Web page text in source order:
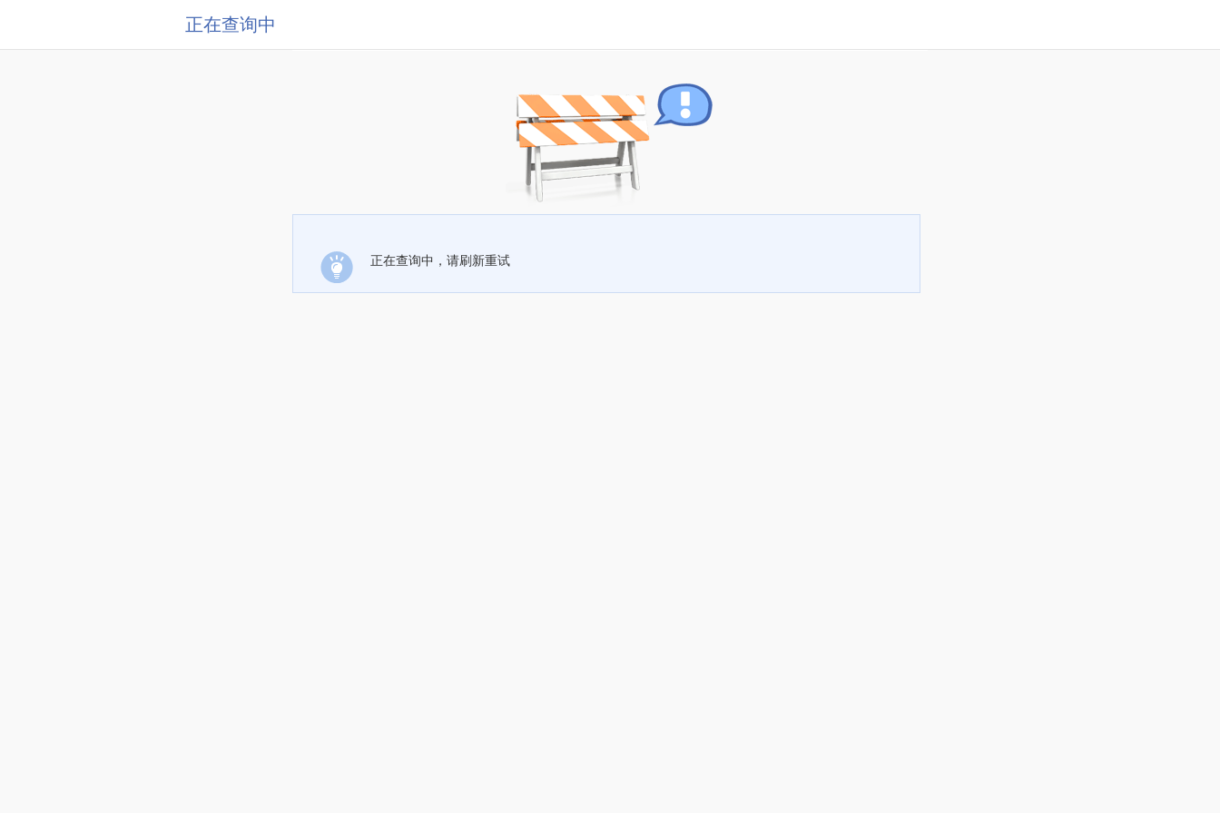
正在查询中
正在查询中，请刷新重试